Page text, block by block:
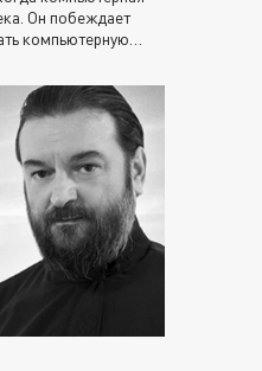
Он побеждает
компьютерную